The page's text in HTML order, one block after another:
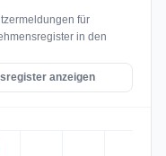
für
in den
anzeigen